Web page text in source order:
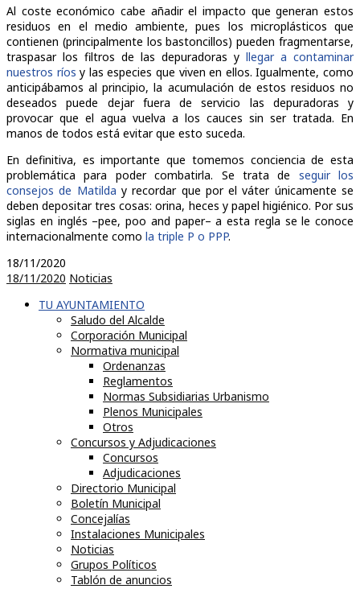
Al coste económico cabe añadir el impacto que generan estos
residuos en el medio ambiente, pues los microplásticos que
contienen (principalmente los bastoncillos) pueden fragmentarse,
traspasar los filtros de las depuradoras y llegar a contaminar
nuestros ríos y las especies que viven en ellos. Igualmente, como
anticipábamos al principio, la acumulación de estos residuos no
deseados puede dejar fuera de servicio las depuradoras y
provocar que el agua vuelva a los cauces sin ser tratada. En
manos de todos está evitar que esto suceda.
En definitiva, es importante que tomemos conciencia de esta
problemática para poder combatirla. Se trata de seguir los
consejos de Matilda y recordar que por el váter únicamente se
deben depositar tres cosas: orina, heces y papel higiénico. Por sus
siglas en inglés –pee, poo and paper– a esta regla se le conoce
internacionalmente como la triple P o PPP.
18/11/2020
18/11/2020 Noticias
TU AYUNTAMIENTO
Saludo del Alcalde
Corporación Municipal
Normativa municipal
Ordenanzas
Reglamentos
Normas Subsidiarias Urbanismo
Plenos Municipales
Otros
Concursos y Adjudicaciones
Concursos
Adjudicaciones
Directorio Municipal
Boletín Municipal
Concejalías
Instalaciones Municipales
Noticias
Grupos Políticos
Tablón de anuncios